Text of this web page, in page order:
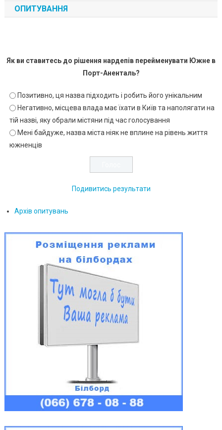
ОПИТУВАННЯ
Як ви ставитесь до рішення нардепів перейменувати Южне в
Порт-Аненталь?
Позитивно, ця назва підходить і робить його унікальним
Негативно, місцева влада має їхати в Київ та наполягати на
тій назві, яку обрали містяни під час голосування
Мені байдуже, назва міста ніяк не вплине на рівень життя
южненців
Подивитись результати
Архів опитувань